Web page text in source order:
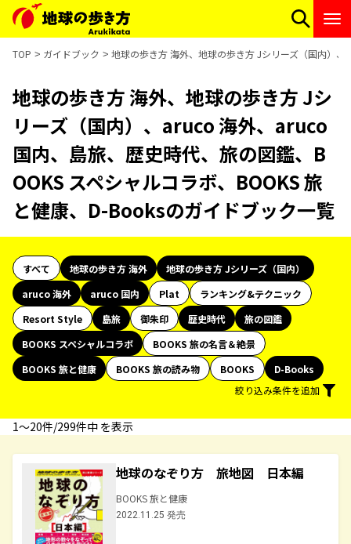
TOP ガイドブック 地球の歩き方 海外、地球の歩き方 Jシリーズ（国内）
地球の歩き方 海外、地球の歩き方 Jシ
リーズ（国内）、aruco 海外、aruco
国内、島旅、歴史時代、旅の図鑑、B
OOKS スペシャルコラボ、BOOKS 旅
と健康、D-Booksのガイドブック一覧
すべて 地球の歩き方 海外
地球の歩き方 Jシリーズ（国内）
aruco 海外
aruco 国内 Plat
ランキング&テクニック
Resort Style
島旅 御朱印 歴史時代
旅の図鑑
BOOKS スペシャルコラボ
BOOKS 旅の名言＆絶景
BOOKS 旅と健康
BOOKS 旅の読み物 BOOKS
D-Books
絞り込み条件を追加
1〜20件/299件中 を表示
地球のなぞり方 旅地図 日本編
BOOKS 旅と健康
2022.11.25 発売